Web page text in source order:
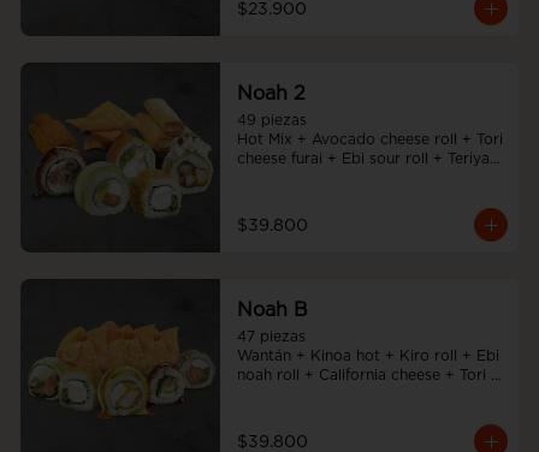
$23.900
Noah 2
49 piezas
Hot Mix + Avocado cheese roll + Tori
cheese furai + Ebi sour roll + Teriyaki
$39.800
Noah B
47 piezas
Wantán + Kinoa hot + Kiro roll + Ebi
noah roll + California cheese + Tori
$39.800